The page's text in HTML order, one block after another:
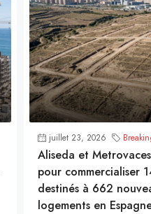
juillet 23, 2026
Aliseda et
pour commercialiser
destinés à 662
logements en